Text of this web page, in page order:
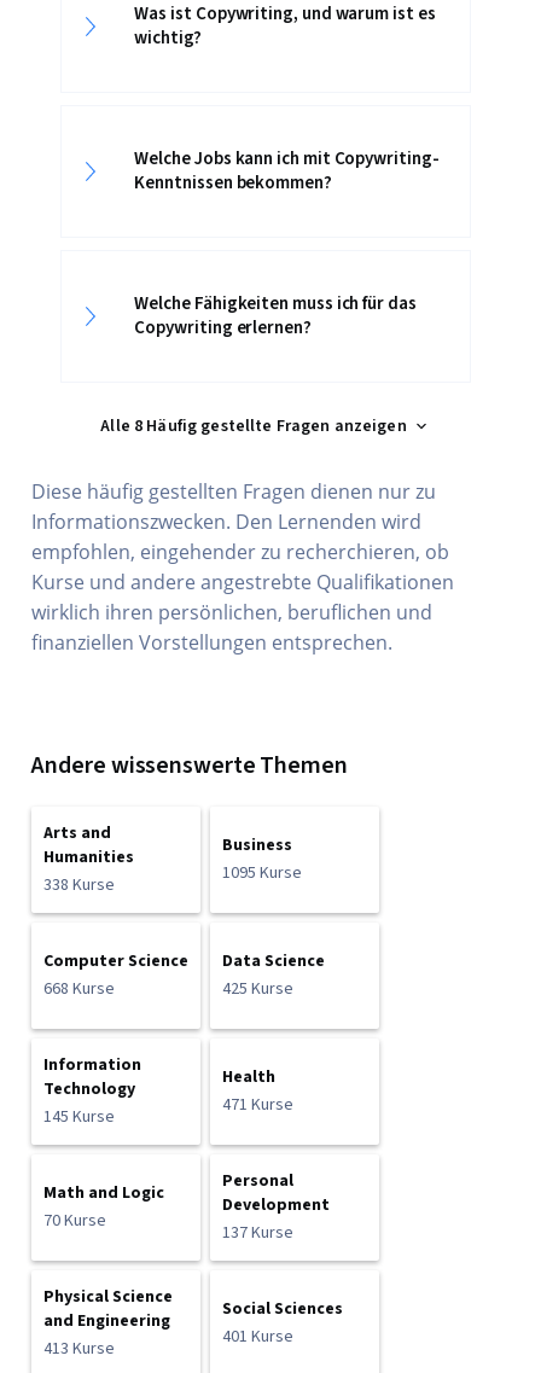
Was ist Copywriting, und warum ist es
wichtig?
Welche Jobs kann ich mit Copywriting-
Kenntnissen bekommen?
Welche Fähigkeiten muss ich für das
Copywriting erlernen?
Alle 8 Häufig gestellte Fragen anzeigen
Diese häufig gestellten Fragen dienen nur zu
Informationszwecken. Den Lernenden wird
empfohlen, eingehender zu recherchieren, ob
Kurse und andere angestrebte Qualifikationen
wirklich ihren persönlichen, beruflichen und
finanziellen Vorstellungen entsprechen.
Andere wissenswerte Themen
Arts and
Humanities
338 Kurse
Business
1095 Kurse
Computer Science
668 Kurse
Data Science
425 Kurse
Information
Technology
145 Kurse
Health
471 Kurse
Math and Logic
70 Kurse
Personal
Development
137 Kurse
Physical Science
and Engineering
413 Kurse
Social Sciences
401 Kurse